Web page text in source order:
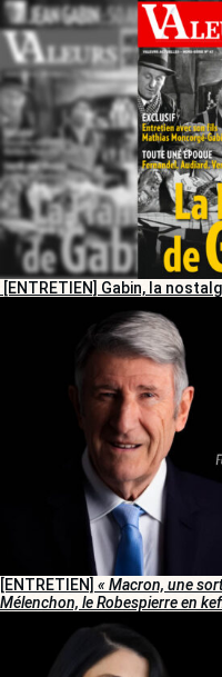
[ENTRETIEN] Gabin, la
[ENTRETIEN] « Macron, une
Mélenchon, le Robespierre en